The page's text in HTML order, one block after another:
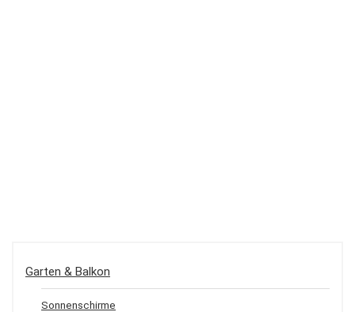
Garten & Balkon
Sonnenschirme